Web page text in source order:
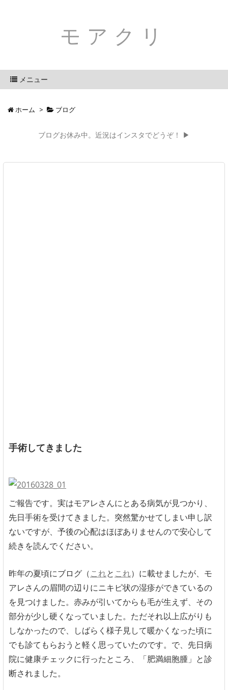
モアクリ
メニュー
ホーム > ブログ
ブログお休み中。近況はインスタでどうぞ！ ▶
手術してきました
ご報告です。実はモアレさんにとある病気が見つかり、
先日手術を受けてきました。突然驚かせてしまい申し訳
ないですが、予後の心配はほぼありませんので安心して
続きを読んでください。
昨年の夏頃にブログ（これと これ）に載せましたが、モ
アレさんの眉間の辺りにニキビ状の湿疹ができているの
を見つけました。赤みが引いてからも毛が生えず、その
部分が少し硬くなっていました。ただそれ以上広がりも
しなかったので、しばらく様子見して暖かくなった頃に
でも診てもらおうと軽く思っていたのです。で、先日病
院に健康チェックに行ったところ、「肥満細胞腫」と診
断されました。